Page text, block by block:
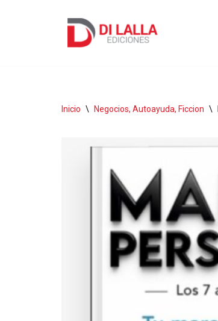
Inicio \ Negocios, Autoayuda, Ficcion \